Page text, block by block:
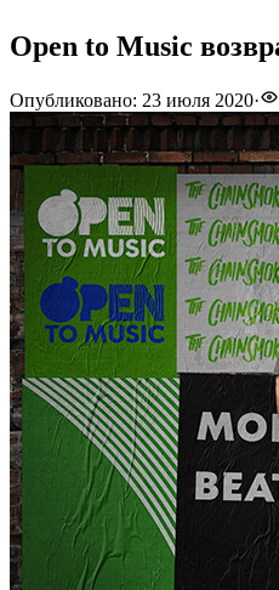
Open to Music
Опубликовано: 23 июля 2020·